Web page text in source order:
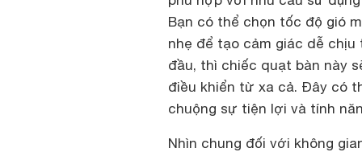
Bạn có thể chọn tốc độ gió
nhẹ để tạo cảm giác dễ chịu
đầu, thì chiếc quạt bàn này
điều khiển từ xa cả. Đây có
chuộng sự tiện lợi và tính
Nhìn chung đối với không